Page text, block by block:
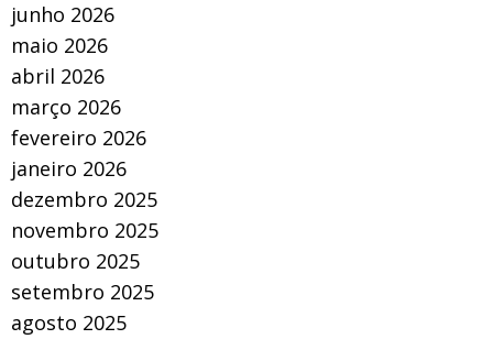
junho 2026
maio 2026
abril 2026
março 2026
fevereiro 2026
janeiro 2026
dezembro 2025
novembro 2025
outubro 2025
setembro 2025
agosto 2025